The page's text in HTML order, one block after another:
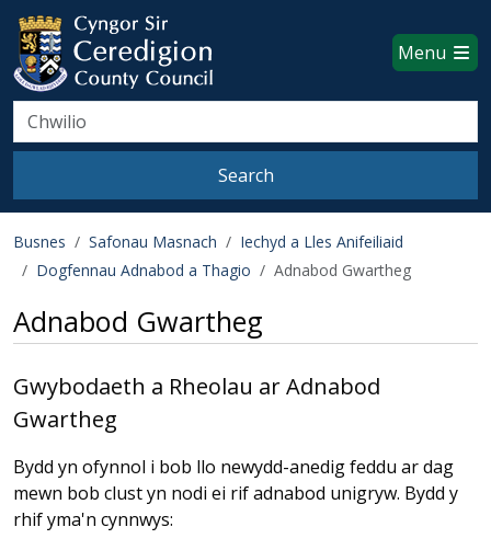
Skip to main content
Ceredigion County Council
Menu
Search
Search
Busnes Safonau Masnach
Iechyd a Lles Anifeiliaid
Dogfennau Adnabod a Thagio
Adnabod Gwartheg
Adnabod Gwartheg
Gwybodaeth a Rheolau ar Adnabod
Gwartheg
Bydd yn ofynnol i bob llo newydd-anedig feddu ar dag
mewn bob clust yn nodi ei rif adnabod unigryw. Bydd y
rhif yma'n cynnwys: